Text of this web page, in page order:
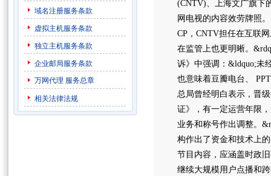
域名注册服务条款
虚拟主机服务条款
独立主机服务条款
企业邮局服务条款
万网代理 服务总章
相关法律法规
(CNTV)、上海文广旗下
网电视的内容效劳牌照
CP，CNTV担任在互联
在监管上也更明晰。
诉》中强调：&ldquo;未
也意味着豆瓣电台、
总局曾经明白表示，晋
证》，有一定运营年限
业务和称号作出调整。
构作出了资金和技术上
节目内容，应涵盖时政
继续大规模用户点播和